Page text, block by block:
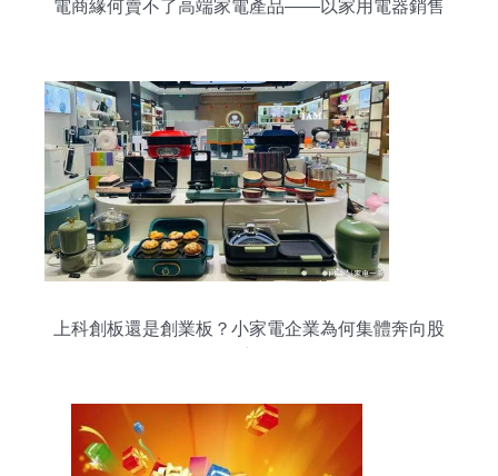
電商緣何賣不了高端家電產品——以家用電器銷售
上科創板還是創業板？小家電企業為何集體奔向股